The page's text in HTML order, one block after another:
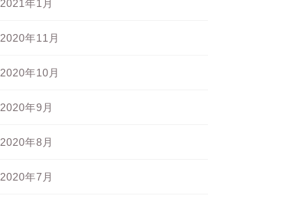
2021年1月
2020年11月
2020年10月
2020年9月
2020年8月
2020年7月